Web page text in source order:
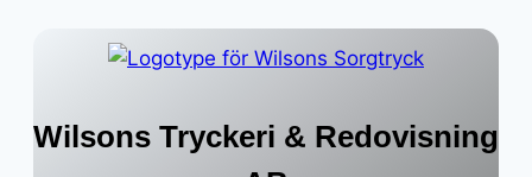
Wilsons Tryckeri & Redovisning